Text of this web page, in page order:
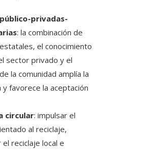
privadas-
: la combinación de
el conocimiento
sector privado y el
la comunidad amplía la
favorece la aceptación
circular: impulsar el
al reciclaje,
reciclaje local e